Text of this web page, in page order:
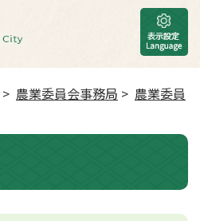
> 農業委員会事務局 > 農業委員